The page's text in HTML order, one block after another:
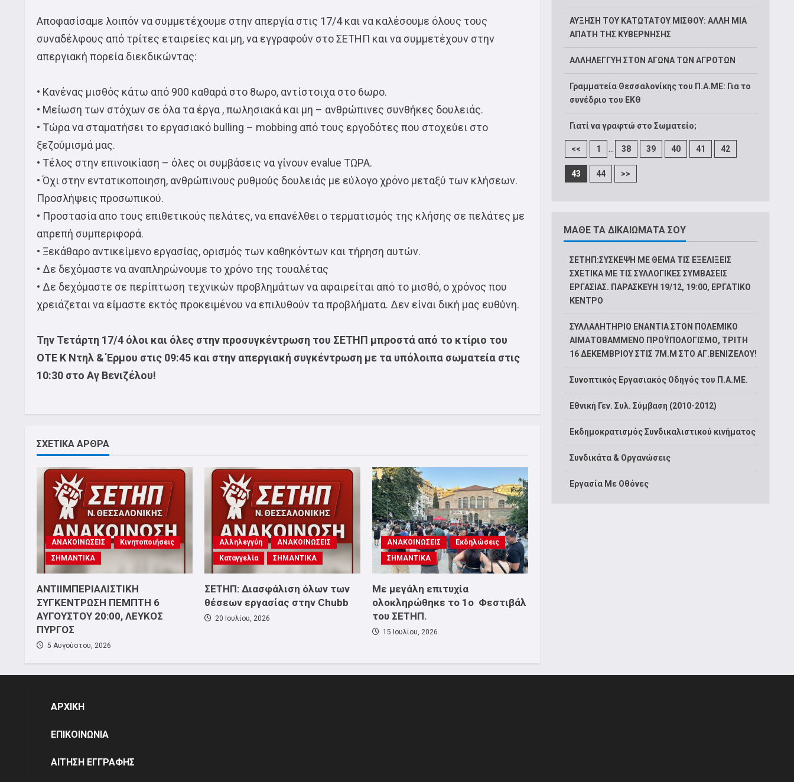
Αποφασίσαμε λοιπόν να συμμετέχουμε στην απεργία στις 17/4 και να καλέσουμε όλους τους
συναδέλφους από τρίτες εταιρείες και μη, να εγγραφούν στο ΣΕΤΗΠ και να συμμετέχουν στην
απεργιακή πορεία διεκδικώντας:
• Κανένας μισθός κάτω από 900 καθαρά στο 8ωρο, αντίστοιχα στο 6ωρο.
• Μείωση των στόχων σε όλα τα έργα , πωλησιακά και μη – ανθρώπινες συνθήκες δουλειάς.
• Τώρα να σταματήσει το εργασιακό bulling – mobbing από τους εργοδότες που στοχεύει στο
ξεζούμισμά μας.
• Τέλος στην επινοικίαση – όλες οι συμβάσεις να γίνουν evalue ΤΩΡΑ.
• Όχι στην εντατικοποιηση, ανθρώπινους ρυθμούς δουλειάς με εύλογο χρόνο μεταξύ των κλήσεων.
Προσλήψεις προσωπικού.
• Προστασία απο τους επιθετικούς πελάτες, να επανέλθει ο τερματισμός της κλήσης σε πελάτες με
απρεπή συμπεριφορά.
• Ξεκάθαρο αντικείμενο εργασίας, ορισμός των καθηκόντων και τήρηση αυτών.
• Δε δεχόμαστε να αναπληρώνουμε το χρόνο της τουαλέτας
• Δε δεχόμαστε σε περίπτωση τεχνικών προβλημάτων να αφαιρείται από το μισθό, ο χρόνος που
χρειάζεται να είμαστε εκτός προκειμένου να επιλυθούν τα προβλήματα. Δεν είναι δική μας ευθύνη.
Την Τετάρτη 17/4 όλοι και όλες στην προσυγκέντρωση του ΣΕΤΗΠ μπροστά από το κτίριο του
ΟΤΕ Κ Ντηλ & Έρμου στις 09:45 και στην απεργιακή συγκέντρωση με τα υπόλοιπα σωματεία στις
10:30 στο Αγ Βενιζέλου!
ΣΧΕΤΙΚΑ ΑΡΘΡΑ
ΑΝΑΚΟΙΝΩΣΕΙΣ
Κινητοποιήσεις
ΣΗΜΑΝΤΙΚΑ
ΑΝΤΙΙΜΠΕΡΙΑΛΙΣΤΙΚΗ
ΣΥΓΚΕΝΤΡΩΣΗ ΠΕΜΠΤΗ 6
ΑΥΓΟΥΣΤΟΥ 20:00, ΛΕΥΚΟΣ
ΠΥΡΓΟΣ
5 Αυγούστου, 2026
Αλληλεγγύη
ΑΝΑΚΟΙΝΩΣΕΙΣ
Καταγγελία
ΣΗΜΑΝΤΙΚΑ
ΣΕΤΗΠ: Διασφάλιση όλων των
θέσεων εργασίας στην Chubb
20 Ιουλίου, 2026
ΑΝΑΚΟΙΝΩΣΕΙΣ
Εκδηλώσεις
ΣΗΜΑΝΤΙΚΑ
Με μεγάλη επιτυχία
ολοκληρώθηκε το 1ο Φεστιβάλ
του ΣΕΤΗΠ.
15 Ιουλίου, 2026
ΑΥΞΗΣΗ ΤΟΥ ΚΑΤΩΤΑΤΟΥ ΜΙΣΘΟΥ: ΑΛΛΗ ΜΙΑ
ΑΠΑΤΗ ΤΗΣ ΚΥΒΕΡΝΗΣΗΣ
ΑΛΛΗΛΕΓΓΥΗ ΣΤΟΝ ΑΓΩΝΑ ΤΩΝ ΑΓΡΟΤΩΝ
Γραμματεία Θεσσαλονίκης του Π.Α.ΜΕ: Για το
συνέδριο του ΕΚΘ
Γιατί να γραφτώ στο Σωματείο;
<< 1 38 39 40 41 42
43 44 >>
ΜΑΘΕ ΤΑ ΔΙΚΑΙΩΜΑΤΑ ΣΟΥ
ΣΕΤΗΠ:ΣΥΣΚΕΨΗ ΜΕ ΘΕΜΑ ΤΙΣ ΕΞΕΛΙΞΕΙΣ
ΣΧΕΤΙΚΑ ΜΕ ΤΙΣ ΣΥΛΛΟΓΙΚΕΣ ΣΥΜΒΑΣΕΙΣ
ΕΡΓΑΣΙΑΣ. ΠΑΡΑΣΚΕΥΗ 19/12, 19:00, ΕΡΓΑΤΙΚΟ
ΚΕΝΤΡΟ
ΣΥΛΛΑΛΗΤΗΡΙΟ ΕΝΑΝΤΙΑ ΣΤΟΝ ΠΟΛΕΜΙΚΟ
ΑΙΜΑΤΟΒΑΜΜΕΝΟ ΠΡΟΫΠΟΛΟΓΙΣΜΟ, ΤΡΙΤΗ
16 ΔΕΚΕΜΒΡΙΟΥ ΣΤΙΣ 7Μ.Μ ΣΤΟ ΑΓ.ΒΕΝΙΖΕΛΟΥ!
Συνοπτικός Εργασιακός Οδηγός του Π.Α.ΜΕ.
Εθνική Γεν. Συλ. Σύμβαση (2010-2012)
Εκδημοκρατισμός Συνδικαλιστικού κινήματος
Συνδικάτα & Οργανώσεις
Εργασία Με Οθόνες
ΑΡΧΙΚΗ
ΕΠΙΚΟΙΝΩΝΙΑ
ΑΙΤΗΣΗ ΕΓΓΡΑΦΗΣ